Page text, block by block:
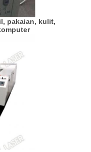
pakaian, kulit,